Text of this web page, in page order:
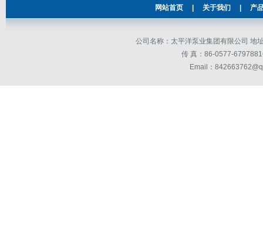
网站首页 关于我们 产
公司名称：太平洋泵业集团有限公司 地
传 真：86-0577-
Email：